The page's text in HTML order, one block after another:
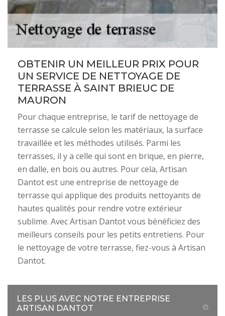
OBTENIR UN MEILLEUR PRIX POUR
UN SERVICE DE NETTOYAGE DE
TERRASSE À SAINT BRIEUC DE
MAURON
Pour chaque entreprise, le tarif de nettoyage de
terrasse se calcule selon les matériaux, la surface
travaillée et les méthodes utilisés. Parmi les
terrasses, il y a celle qui sont en brique, en pierre,
en dalle, en bois ou autres. Pour cela, Artisan
Dantot est une entreprise de nettoyage de
terrasse qui applique des produits nettoyants de
hautes qualités pour rendre votre extérieur
sublime. Avec Artisan Dantot vous bénéficiez des
meilleurs conseils pour les petits entretiens. Pour
le nettoyage de votre terrasse, fiez-vous à Artisan
Dantot.
LES PLUS AVEC NOTRE ENTREPRISE
ARTISAN DANTOT